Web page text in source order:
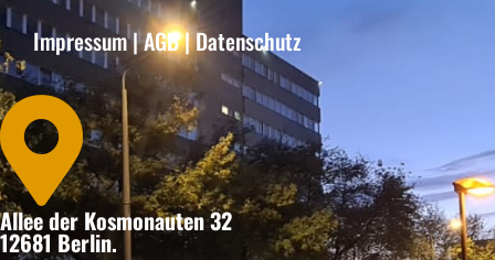
Impressum|AGB|Datenschutz

Allee der Kosmonauten 32
12681 Berlin.